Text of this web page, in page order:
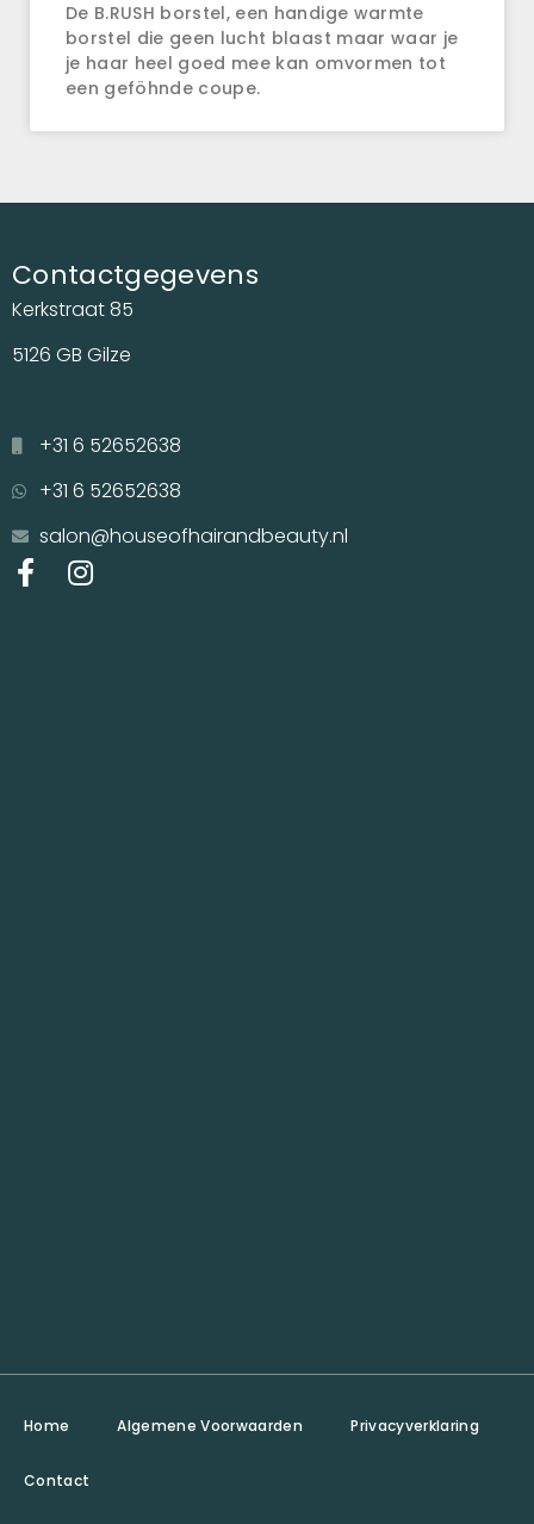
De B.RUSH borstel, een handige warmte
borstel die geen lucht blaast maar waar je
je haar heel goed mee kan omvormen tot
een geföhnde coupe.
Contactgegevens
Kerkstraat 85
5126 GB Gilze
+31 6 52652638
+31 6 52652638
salon@houseofhairandbeauty.nl
Home Algemene Voorwaarden Privacyverklaring
Contact